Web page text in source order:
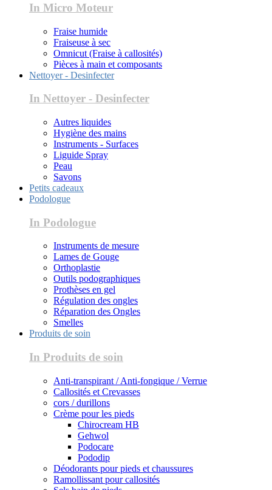
In Micro Moteur
Fraise humide
Fraiseuse à sec
Omnicut (Fraise à callosités)
Pièces à main et composants
Nettoyer - Desinfecter
In Nettoyer - Desinfecter
Autres liquides
Hygiène des mains
Instruments - Surfaces
Liguide Spray
Peau
Savons
Petits cadeaux
Podologue
In Podologue
Instruments de mesure
Lames de Gouge
Orthoplastie
Outils podographiques
Prothèses en gel
Régulation des ongles
Réparation des Ongles
Smelles
Produits de soin
In Produits de soin
Anti-transpirant / Anti-fongique / Verrue
Callosités et Crevasses
cors / durillons
Crème pour les pieds
Chirocream HB
Gehwol
Podocare
Pododip
Déodorants pour pieds et chaussures
Ramollissant pour callosités